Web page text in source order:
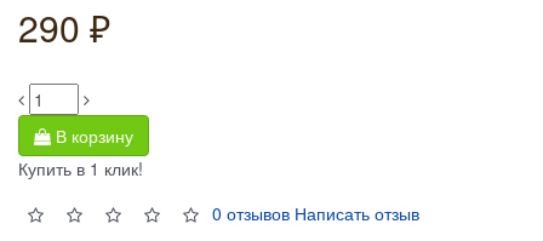
290 ₽
В корзину
Купить в 1 клик!
0 отзывов Написать отзыв